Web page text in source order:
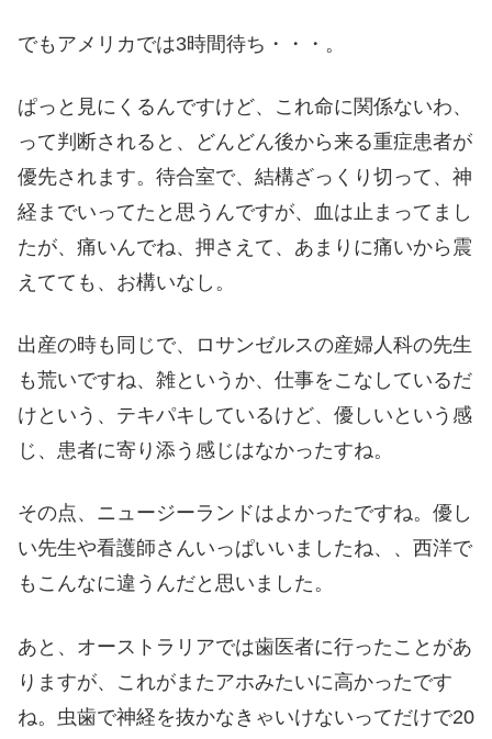
でもアメリカでは3時間待ち・・・。
ぱっと見にくるんですけど、これ命に関係ないわ、
って判断されると、どんどん後から来る重症患者が
優先されます。待合室で、結構ざっくり切って、神
経までいってたと思うんですが、血は止まってまし
たが、痛いんでね、押さえて、あまりに痛いから震
えてても、お構いなし。
出産の時も同じで、ロサンゼルスの産婦人科の先生
も荒いですね、雑というか、仕事をこなしているだ
けという、テキパキしているけど、優しいという感
じ、患者に寄り添う感じはなかったすね。
その点、ニュージーランドはよかったですね。優し
い先生や看護師さんいっぱいいましたね、、西洋で
もこんなに違うんだと思いました。
あと、オーストラリアでは歯医者に行ったことがあ
りますが、これがまたアホみたいに高かったです
ね。虫歯で神経を抜かなきゃいけないってだけで20